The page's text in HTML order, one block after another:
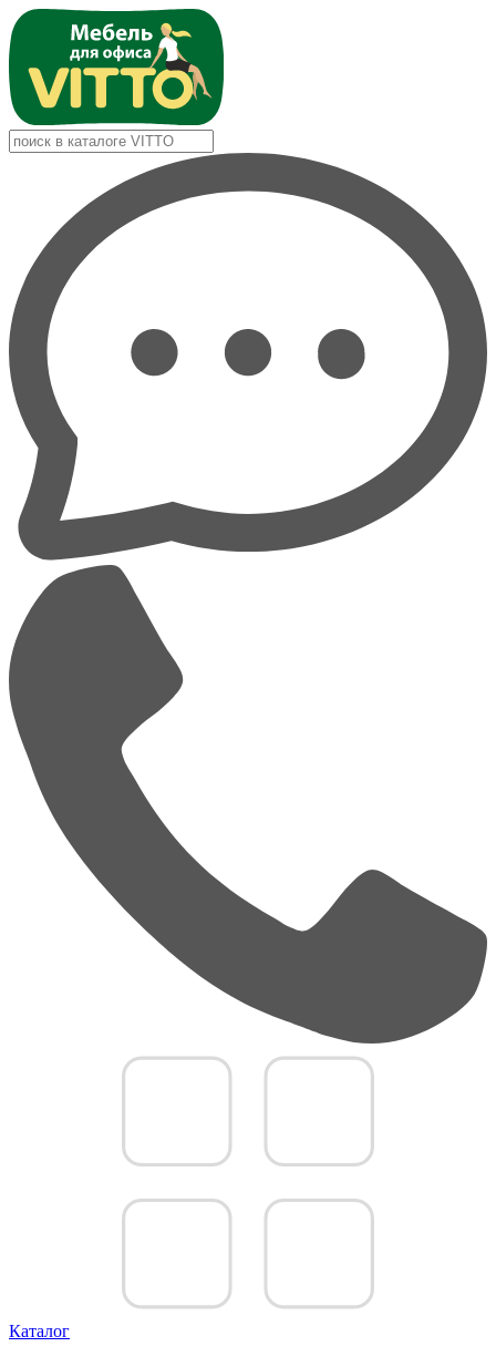
Каталог